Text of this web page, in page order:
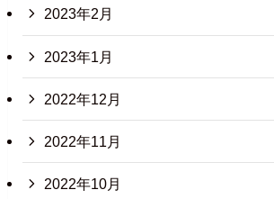
2023年2月
2023年1月
2022年12月
2022年11月
2022年10月